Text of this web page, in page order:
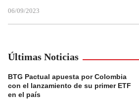
06/09/2023
Últimas Noticias
BTG Pactual apuesta por Colombia
con el lanzamiento de su primer ETF
en el país